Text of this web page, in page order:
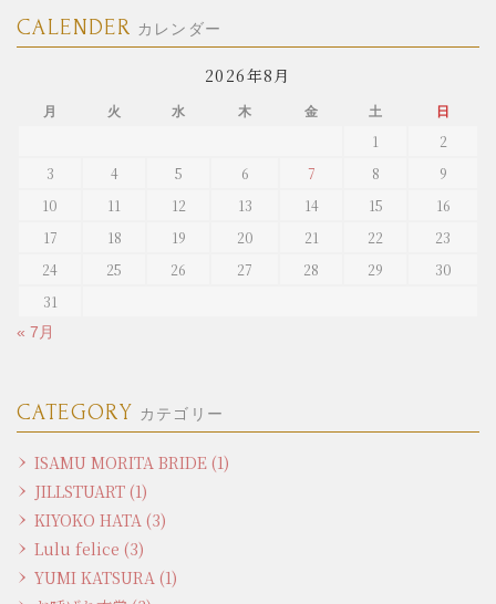
CALENDER カレンダー
2026年8月
月 火 水 木 金 土 日
1
2
3
4 5 6 7 8
9
10
11 12 13 14 15
16
17
18 19 20 21 22
23
24
25 26 27 28 29
30
31
« 7月
CATEGORY カテゴリー
ISAMU MORITA BRIDE (1)
JILLSTUART (1)
KIYOKO HATA (3)
Lulu felice (3)
YUMI KATSURA (1)